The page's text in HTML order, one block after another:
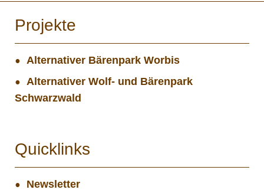
Projekte
Alternativer Bärenpark Worbis
Alternativer Wolf- und Bärenpark
Schwarzwald
Quicklinks
Newsletter